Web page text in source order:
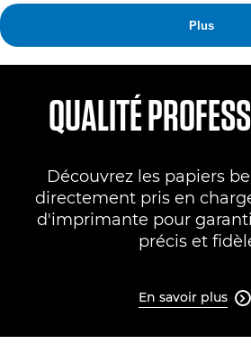
QUALITÉ
Découvrez les papiers
directement pris en
d'imprimante pour
précis et
En savoir plus 